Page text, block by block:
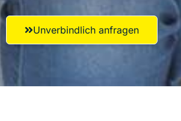
Unverbindlich anfragen